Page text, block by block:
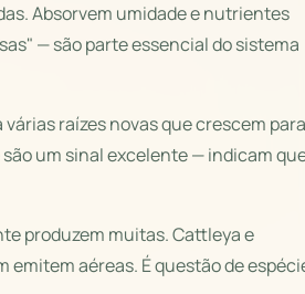
Absorvem umidade e nutrientes
— são parte essencial do sistema
raízes novas que crescem para
um sinal excelente — indicam
produzem muitas. Cattleya e
emitem aéreas. É questão de